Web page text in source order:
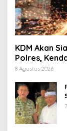
KDM Akan
Polres,
Langsung
8 Agustus 2026